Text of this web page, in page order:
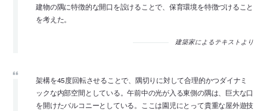
建物の隅に特徴的な開口を設けることで、保育環境を特徴づけること
を考えた。
建築家によるテキストより
架構を45度回転させることで、隅切りに対して合理的かつダイナミ
ックな内部空間としている。午前中の光が入る東側の隅は、巨大な口
を開けたバルコニーとしている。ここは園児にとって貴重な屋外遊技